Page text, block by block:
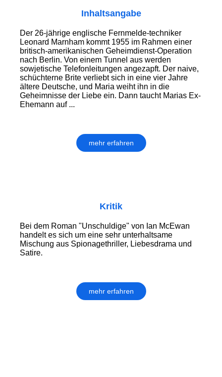
Inhaltsangabe
Der 26-jährige englische Fernmelde-techniker
Leonard Marnham kommt 1955 im Rahmen einer
britisch-amerikanischen Geheimdienst-Operation
nach Berlin. Von einem Tunnel aus werden
sowjetische Telefonleitungen angezapft. Der naive,
schüchterne Brite verliebt sich in eine vier Jahre
ältere Deutsche, und Maria weiht ihn in die
Geheimnisse der Liebe ein. Dann taucht Marias Ex-
Ehemann auf ...
mehr erfahren
Kritik
Bei dem Roman "Unschuldige" von Ian McEwan
handelt es sich um eine sehr unterhaltsame
Mischung aus Spionagethriller, Liebesdrama und
Satire.
mehr erfahren